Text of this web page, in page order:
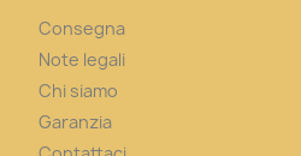
Consegna
Note legali
Chi siamo
Garanzia